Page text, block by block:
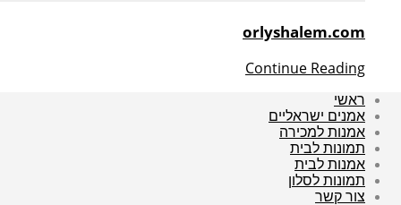
orlyshalem.com
Continue Reading
ראשי
אמנים ישראליים
אמנות למכירה
תמונות לבית
אמנות לבית
תמונות לסלון
צור קשר